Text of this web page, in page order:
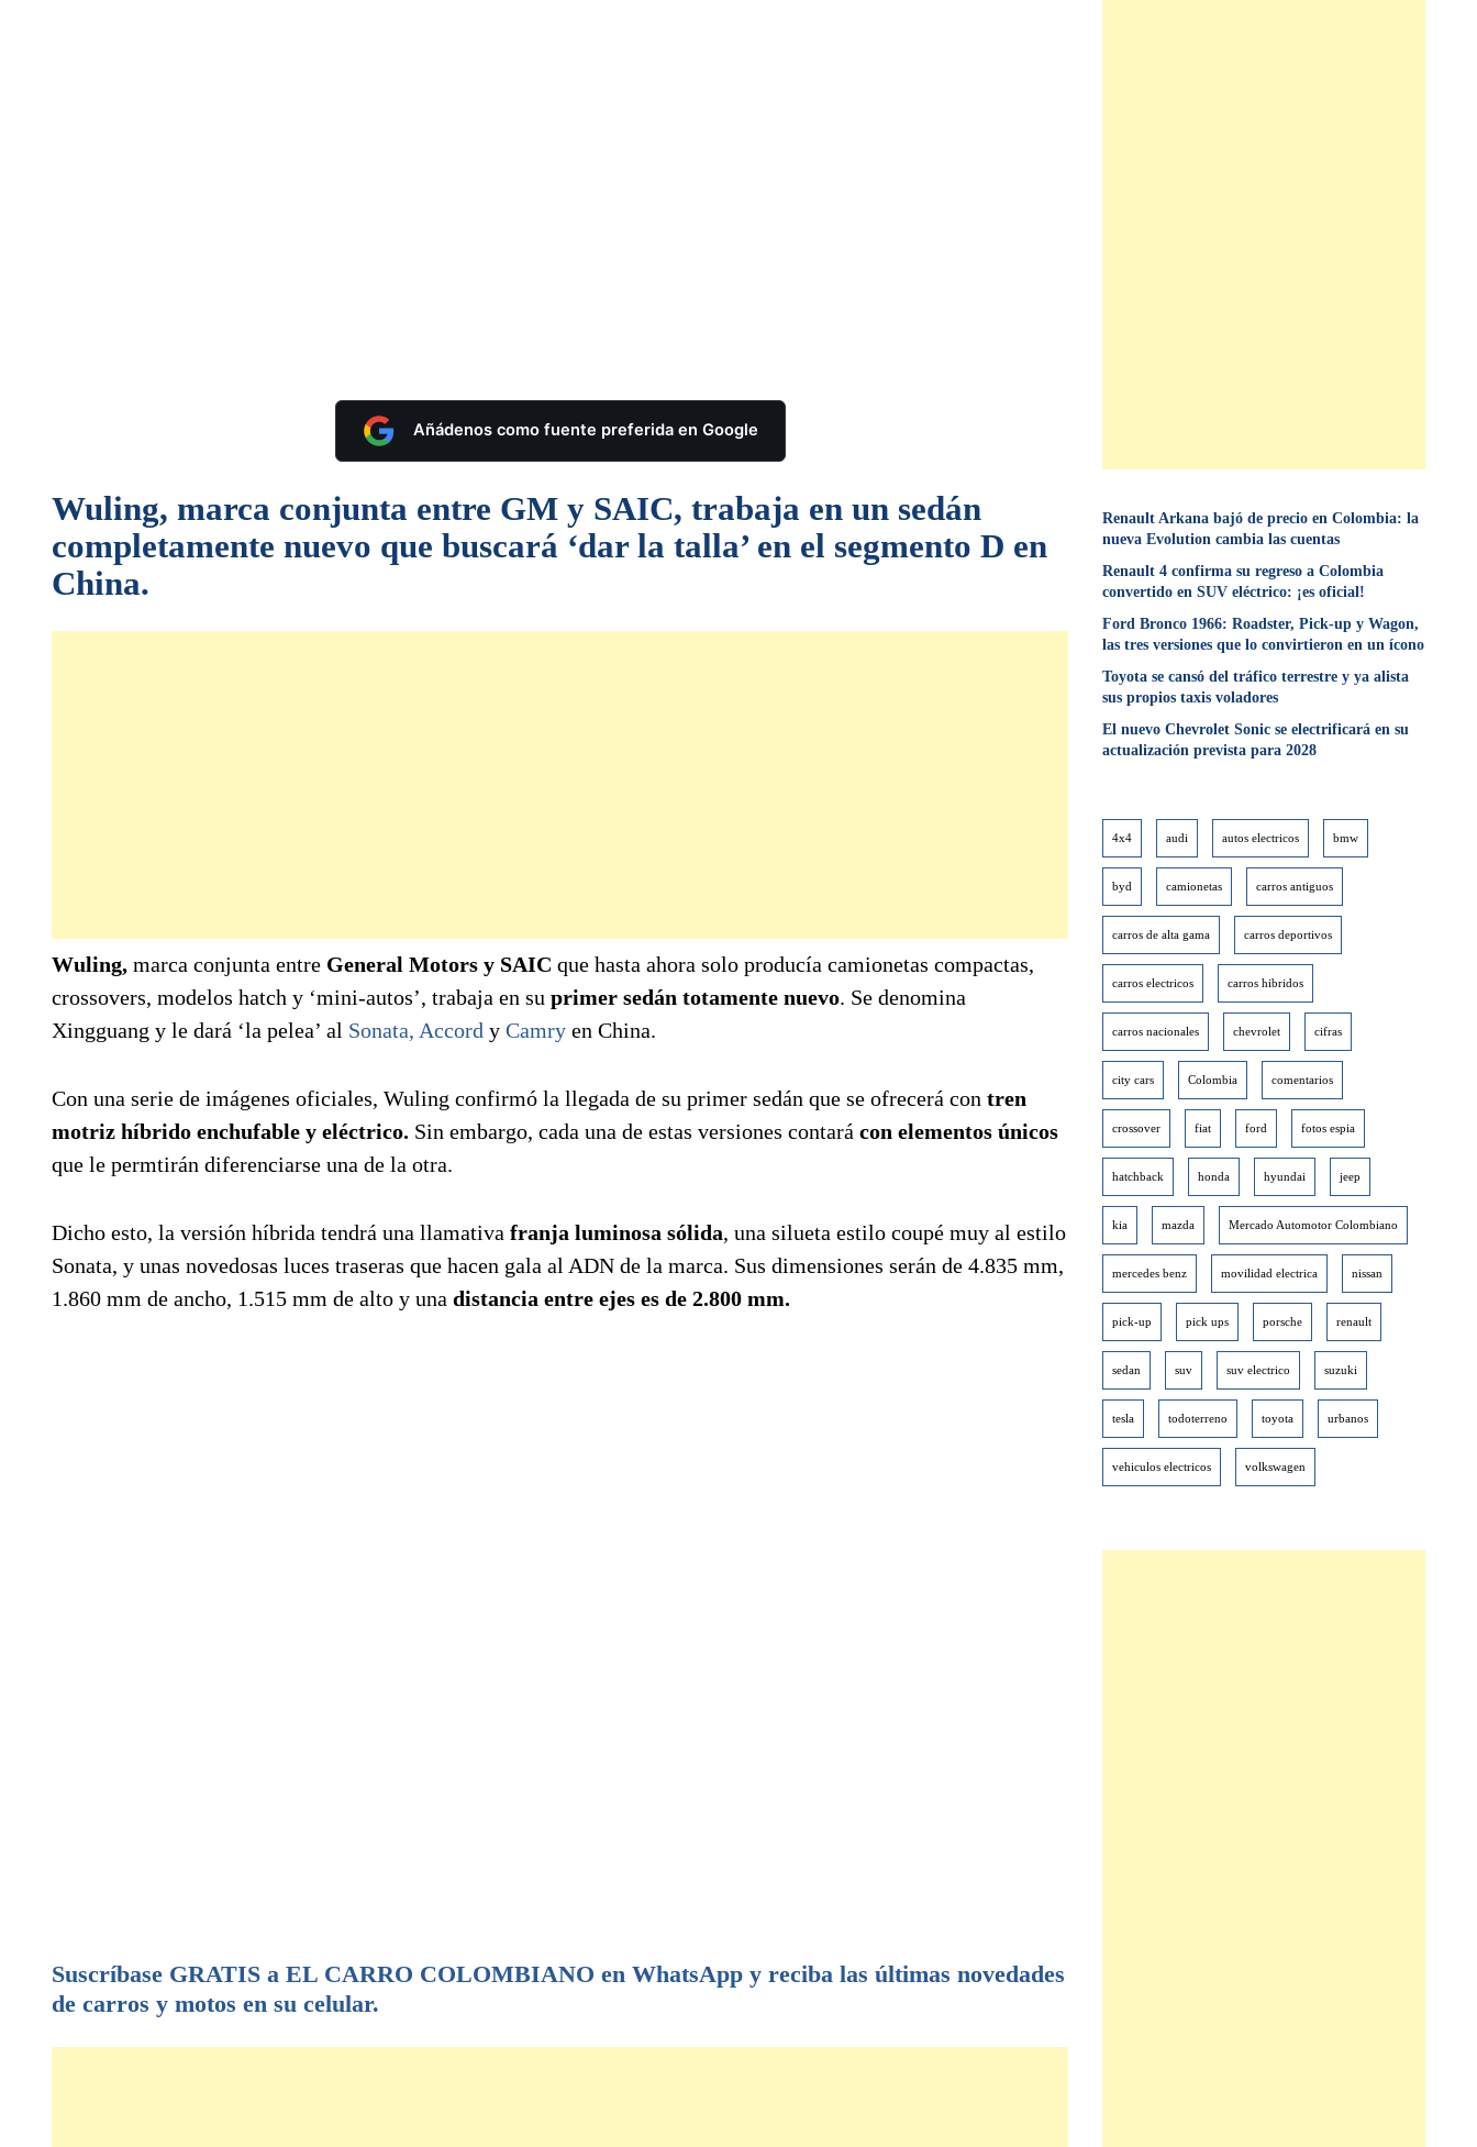
Añádenos como fuente preferida en Google
Wuling, marca conjunta entre GM y SAIC, trabaja en un sedán
completamente nuevo que buscará ‘dar la talla’ en el segmento D en
China.
Wuling, marca conjunta entre General Motors y SAIC que hasta ahora solo producía camionetas compactas,
crossovers, modelos hatch y ‘mini-autos’, trabaja en su primer sedán totamente nuevo. Se denomina
Xingguang y le dará ‘la pelea’ al Sonata, Accord y Camry en China.
Con una serie de imágenes oficiales, Wuling confirmó la llegada de su primer sedán que se ofrecerá con tren
motriz híbrido enchufable y eléctrico. Sin embargo, cada una de estas versiones contará con elementos únicos
que le permtirán diferenciarse una de la otra.
Dicho esto, la versión híbrida tendrá una llamativa franja luminosa sólida, una silueta estilo coupé muy al estilo
Sonata, y unas novedosas luces traseras que hacen gala al ADN de la marca. Sus dimensiones serán de 4.835 mm,
1.860 mm de ancho, 1.515 mm de alto y una distancia entre ejes es de 2.800 mm.
Suscríbase GRATIS a EL CARRO COLOMBIANO en WhatsApp y reciba las últimas novedades
de carros y motos en su celular.
Renault Arkana bajó de precio en Colombia: la
nueva Evolution cambia las cuentas
Renault 4 confirma su regreso a Colombia
convertido en SUV eléctrico: ¡es oficial!
Ford Bronco 1966: Roadster, Pick-up y Wagon,
las tres versiones que lo convirtieron en un ícono
Toyota se cansó del tráfico terrestre y ya alista
sus propios taxis voladores
El nuevo Chevrolet Sonic se electrificará en su
actualización prevista para 2028
4x4 audi autos electricos bmw
byd camionetas carros antiguos
carros de alta gama carros deportivos
carros electricos carros hibridos
carros nacionales chevrolet cifras
city cars Colombia comentarios
crossover fiat ford fotos espia
hatchback honda hyundai jeep
kia mazda Mercado Automotor Colombiano
mercedes benz movilidad electrica nissan
pick-up pick ups porsche renault
sedan suv suv electrico suzuki
tesla todoterreno toyota urbanos
vehiculos electricos volkswagen